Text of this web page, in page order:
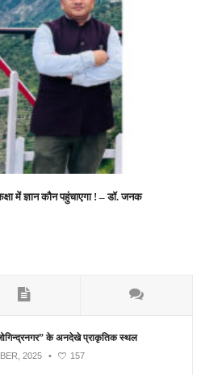
में ज्ञान कौन पहुंचाएगा ! – डॉ. जनक
के अनदेखे प्राकृतिक स्थल
2025 • 157